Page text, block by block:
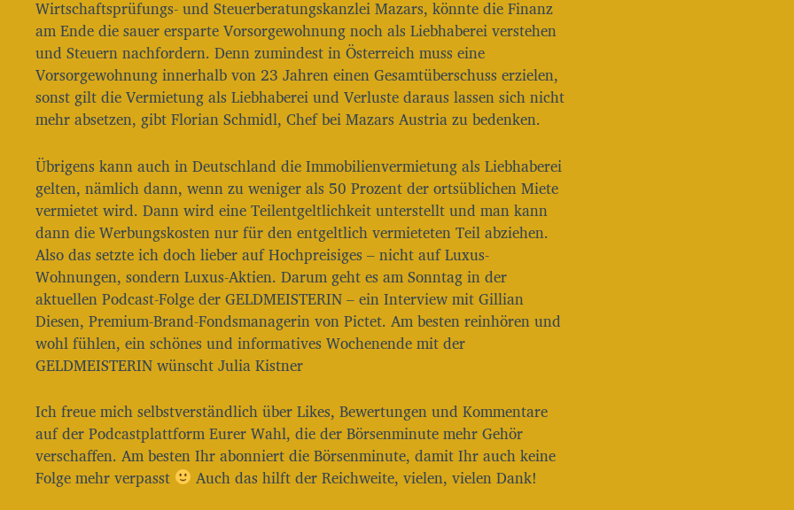
u
t
n
,
u
i
e
L
a
t
ä
r
e
g
e
Wirtschaftsprüfungs- und Steuerberatungskanzlei Mazars, könnte die Finanz
am Ende die sauer ersparte Vorsorgewohnung noch als Liebhaberei verstehen
und Steuern nachfordern. Denn zumindest in Österreich muss eine
Vorsorgewohnung innerhalb von 23 Jahren einen Gesamtüberschuss erzielen,
sonst gilt die Vermietung als Liebhaberei und Verluste daraus lassen sich nicht
mehr absetzen, gibt Florian Schmidl, Chef bei Mazars Austria zu bedenken.
Übrigens kann auch in Deutschland die Immobilienvermietung als Liebhaberei
gelten, nämlich dann, wenn zu weniger als 50 Prozent der ortsüblichen Miete
vermietet wird. Dann wird eine Teilentgeltlichkeit unterstellt und man kann
dann die Werbungskosten nur für den entgeltlich vermieteten Teil abziehen.
Also das setzte ich doch lieber auf Hochpreisiges – nicht auf Luxus-
Wohnungen, sondern Luxus-Aktien. Darum geht es am Sonntag in der
aktuellen Podcast-Folge der GELDMEISTERIN – ein Interview mit Gillian
Diesen, Premium-Brand-Fondsmanagerin von Pictet. Am besten reinhören und
wohl fühlen, ein schönes und informatives Wochenende mit der
GELDMEISTERIN wünscht Julia Kistner
Ich freue mich selbstverständlich über Likes, Bewertungen und Kommentare
auf der Podcastplattform Eurer Wahl, die der Börsenminute mehr Gehör
verschaffen. Am besten Ihr abonniert die Börsenminute, damit Ihr auch keine
Folge mehr verpasst
Auch das hilft der Reichweite, vielen, vielen Dank!